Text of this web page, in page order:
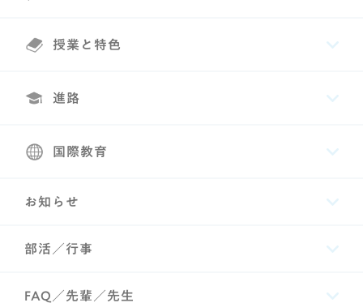
授業と特色
進路
国際教育
お知らせ
部活／行事
FAQ／先輩／先生